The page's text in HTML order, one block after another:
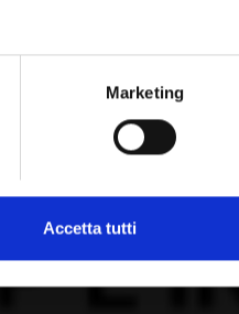
Marketing
Accetta tutti